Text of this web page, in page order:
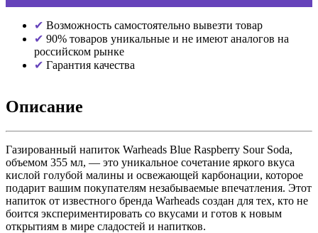
Возможность самостоятельно вывезти товар
90% товаров уникальные и не имеют аналогов на
российском рынке
Гарантия качества
Описание
Газированный напиток Warheads Blue Raspberry Sour Soda,
объемом 355 мл, — это уникальное сочетание яркого вкуса
кислой голубой малины и освежающей карбонации, которое
подарит вашим покупателям незабываемые впечатления. Этот
напиток от известного бренда Warheads создан для тех, кто не
боится экспериментировать со вкусами и готов к новым
открытиям в мире сладостей и напитков.